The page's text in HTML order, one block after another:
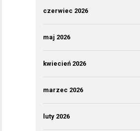
czerwiec 2026
maj 2026
kwiecień 2026
marzec 2026
luty 2026